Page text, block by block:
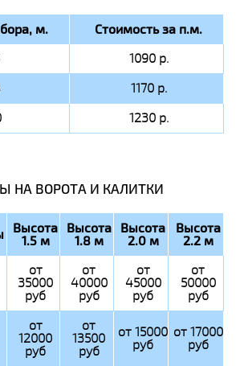
м. Стоимость за п.м.
1090 р.
1170 р.
1230 р.
НА ВОРОТА И КАЛИТКИ
Высота
1.5 м
Высота
1.8 м
Высота
2.0 м
Высота
2.2 м
от
35000
руб
от
40000
руб
от
45000
руб
от
50000
руб
от
12000
руб
от
13500
руб
от 15000
руб
от 17000
руб